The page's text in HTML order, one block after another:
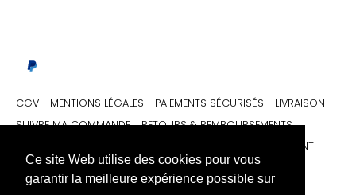
Ce site Web utilise des cookies pour vous
garantir la meilleure expérience possible sur
CGV MENTIONS LÉGALES PAIEMENTS SÉCURISÉS
LIVRAISON
SUIVRE MA COMMANDE
RETOURS & REMBOURSEMENTS
POLITIQUE DE REMBOURSEMENT